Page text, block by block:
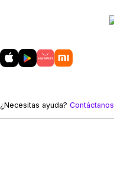
¿Necesitas ayuda? Contáctanos